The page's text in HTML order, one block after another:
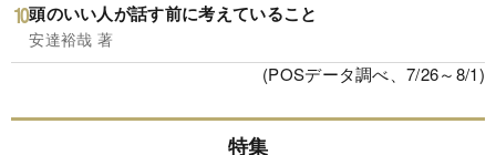
頭のいい人が話す前に考えていること
安達裕哉 著
(POSデータ調べ、7/26～8/1)
特集